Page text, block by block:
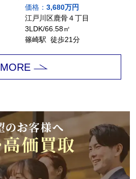
価格： 3,680万円
江戸川区鹿骨４丁目
3LDK/66.58㎡
篠崎駅 徒歩21分
MORE